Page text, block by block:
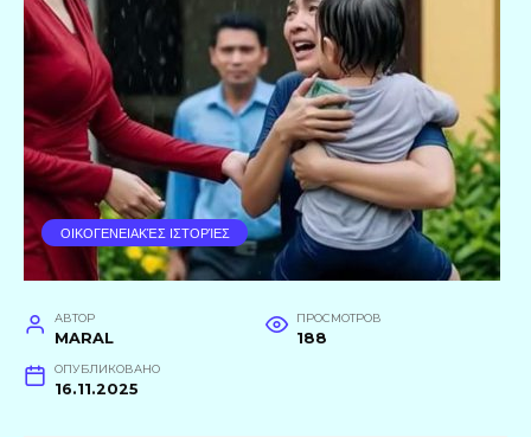
ΟΙΚΟΓΕΝΕΙΑΚΈΣ ΙΣΤΟΡΊΕΣ
АВТОР
MARAL
ПРОСМОТРОВ
188
ОПУБЛИКОВАНО
16.11.2025